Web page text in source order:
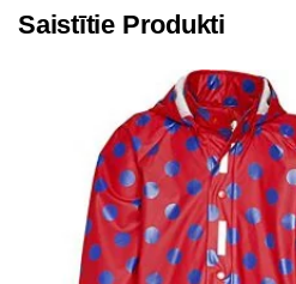
Saistītie Produkti